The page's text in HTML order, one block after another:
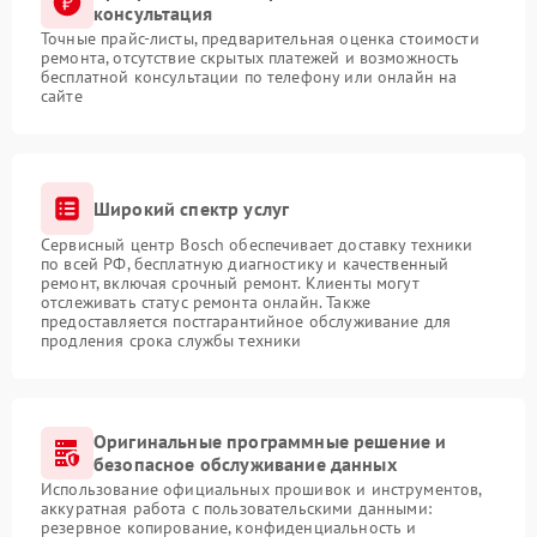
консультация
Точные прайс-листы, предварительная оценка стоимости
ремонта, отсутствие скрытых платежей и возможность
бесплатной консультации по телефону или онлайн на
сайте
Широкий спектр услуг
Сервисный центр Bosch обеспечивает доставку техники
по всей РФ, бесплатную диагностику и качественный
ремонт, включая срочный ремонт. Клиенты могут
отслеживать статус ремонта онлайн. Также
предоставляется постгарантийное обслуживание для
продления срока службы техники
Оригинальные программные решение и
безопасное обслуживание данных
Использование официальных прошивок и инструментов,
аккуратная работа с пользовательскими данными:
резервное копирование, конфиденциальность и